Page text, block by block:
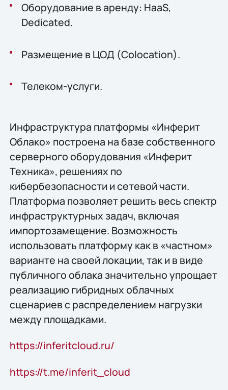
Оборудование в аренду: HaaS,
Dedicated.
Размещение в ЦОД (Colocation).
Телеком-услуги.
Инфраструктура платформы «Инферит
Облако» построена на базе собственного
серверного оборудования «Инферит
Техника», решениях по
кибербезопасности и сетевой части.
Платформа позволяет решить весь спектр
инфраструктурных задач, включая
импортозамещение. Возможность
использовать платформу как в «частном»
варианте на своей локации, так и в виде
публичного облака значительно упрощает
реализацию гибридных облачных
сценариев с распределением нагрузки
между площадками.
https://inferitcloud.ru/
https://t.me/inferit_cloud